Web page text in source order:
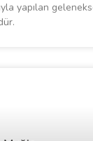
yapılan